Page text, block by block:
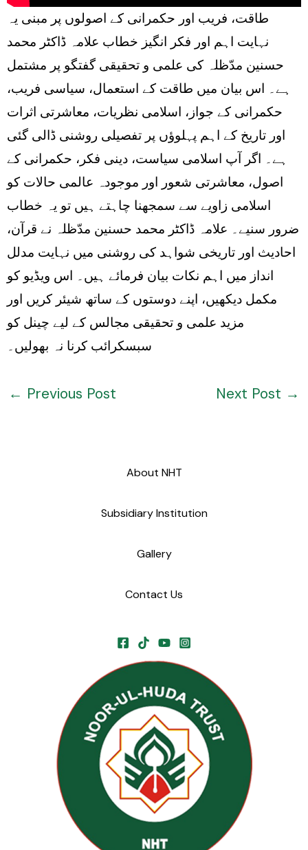
طاقت، فریب اور حکمرانی کے اصولوں پر مبنی یہ
نہایت اہم اور فکر انگیز خطاب علامہ ڈاکٹر محمد
حسنین مدّظلہ کی علمی و تحقیقی گفتگو پر مشتمل
ہے۔ اس بیان میں طاقت کے استعمال، سیاسی فریب،
حکمرانی کے جواز، اسلامی نظریات، معاشرتی اثرات
اور تاریخ کے اہم پہلوؤں پر تفصیلی روشنی ڈالی گئی
ہے۔ اگر آپ اسلامی سیاست، دینی فکر، حکمرانی کے
اصول، معاشرتی شعور اور موجودہ عالمی حالات کو
اسلامی زاویے سے سمجھنا چاہتے ہیں تو یہ خطاب
ضرور سنیے۔ علامہ ڈاکٹر محمد حسنین مدّظلہ نے قرآن،
احادیث اور تاریخی شواہد کی روشنی میں نہایت مدلل
انداز میں اہم نکات بیان فرمائے ہیں۔ اس ویڈیو کو
مکمل دیکھیں، اپنے دوستوں کے ساتھ شیئر کریں اور
مزید علمی و تحقیقی مجالس کے لیے چینل کو
سبسکرائب کرنا نہ بھولیں۔
← Previous Post Next Post →
About NHT
Subsidiary Institution
Gallery
Contact Us